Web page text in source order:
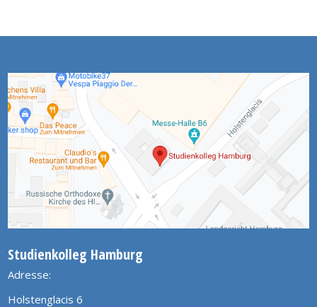
Studienkolleg Hamburg
Adresse:
Holstenglacis 6